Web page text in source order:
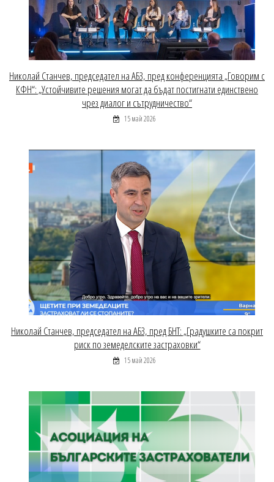
Николай Станчев, председател на АБЗ, пред конференцията „Говорим с
КФН“: „Устойчивите решения могат да бъдат постигнати единствено
чрез диалог и сътрудничество“
15 май 2026
Николай Станчев, председател на АБЗ, пред БНТ: „Градушките са покрит
риск по земеделските застраховки“
15 май 2026